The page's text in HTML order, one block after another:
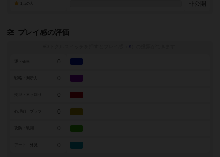
- 非公開
プレイ感の評価
※
0
戦略・判断力 0
0
0
0
アート・外見 0